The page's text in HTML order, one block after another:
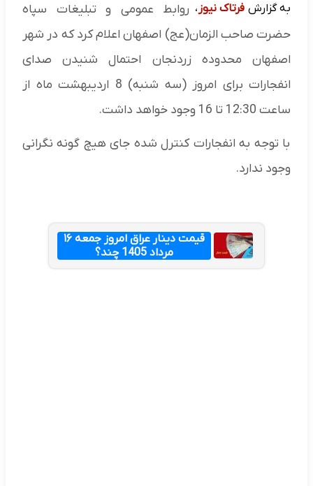
به گزارش فرتاک نیوز ، روابط عمومی و تبلیغات سپاه
حضرت صاحب الزمان(عج) اصفهان اعلام کرد که در شهر
اصفهان محدوده زردنجان احتمال شنیدن صدای
انفجارات برای امروز (سه شنبه) 8 اردیبهشت ماه از
ساعت 12:30 تا 16 وجود خواهد داشت.
با توجه به انفجارات کنترل شده جای هیچ گونه نگرانی
وجود ندارد.
قیمت دینار عراق امروز جمعه ۱۶
مرداد 1405 چند؟